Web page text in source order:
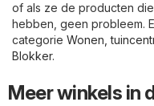
of als ze de producten
hebben, geen probleem.
categorie Wonen,
Blokker.
Meer winkels in